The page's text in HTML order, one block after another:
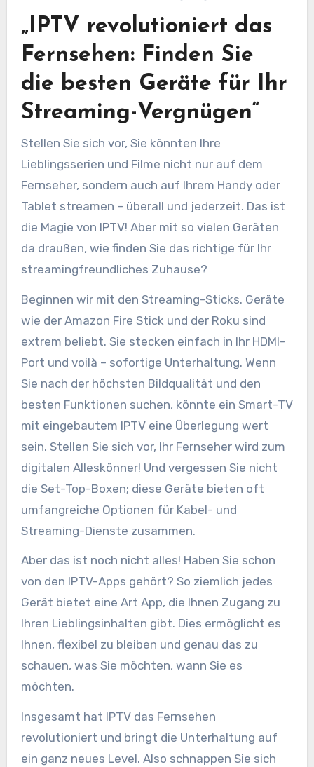
„IPTV revolutioniert das
Fernsehen: Finden Sie
die besten Geräte für Ihr
Streaming-Vergnügen“
Stellen Sie sich vor, Sie könnten Ihre
Lieblingsserien und Filme nicht nur auf dem
Fernseher, sondern auch auf Ihrem Handy oder
Tablet streamen – überall und jederzeit. Das ist
die Magie von IPTV! Aber mit so vielen Geräten
da draußen, wie finden Sie das richtige für Ihr
streamingfreundliches Zuhause?
Beginnen wir mit den Streaming-Sticks. Geräte
wie der Amazon Fire Stick und der Roku sind
extrem beliebt. Sie stecken einfach in Ihr HDMI-
Port und voilà – sofortige Unterhaltung. Wenn
Sie nach der höchsten Bildqualität und den
besten Funktionen suchen, könnte ein Smart-TV
mit eingebautem IPTV eine Überlegung wert
sein. Stellen Sie sich vor, Ihr Fernseher wird zum
digitalen Alleskönner! Und vergessen Sie nicht
die Set-Top-Boxen; diese Geräte bieten oft
umfangreiche Optionen für Kabel- und
Streaming-Dienste zusammen.
Aber das ist noch nicht alles! Haben Sie schon
von den IPTV-Apps gehört? So ziemlich jedes
Gerät bietet eine Art App, die Ihnen Zugang zu
Ihren Lieblingsinhalten gibt. Dies ermöglicht es
Ihnen, flexibel zu bleiben und genau das zu
schauen, was Sie möchten, wann Sie es
möchten.
Insgesamt hat IPTV das Fernsehen
revolutioniert und bringt die Unterhaltung auf
ein ganz neues Level. Also schnappen Sie sich